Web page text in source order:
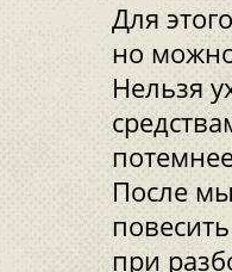
Для
но
Нельзя
После
при